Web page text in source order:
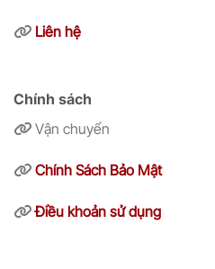
Liên hệ
Chính sách
Vận chuyển
Chính Sách Bảo Mật
Điều khoản sử dụng